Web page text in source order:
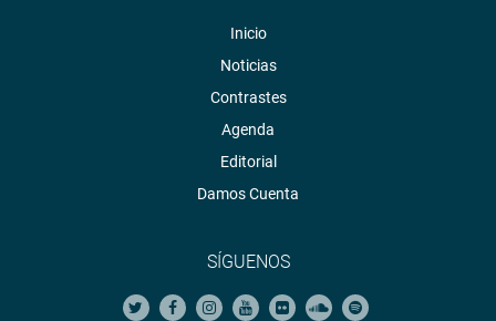
Inicio
Noticias
Contrastes
Agenda
Editorial
Damos Cuenta
SÍGUENOS